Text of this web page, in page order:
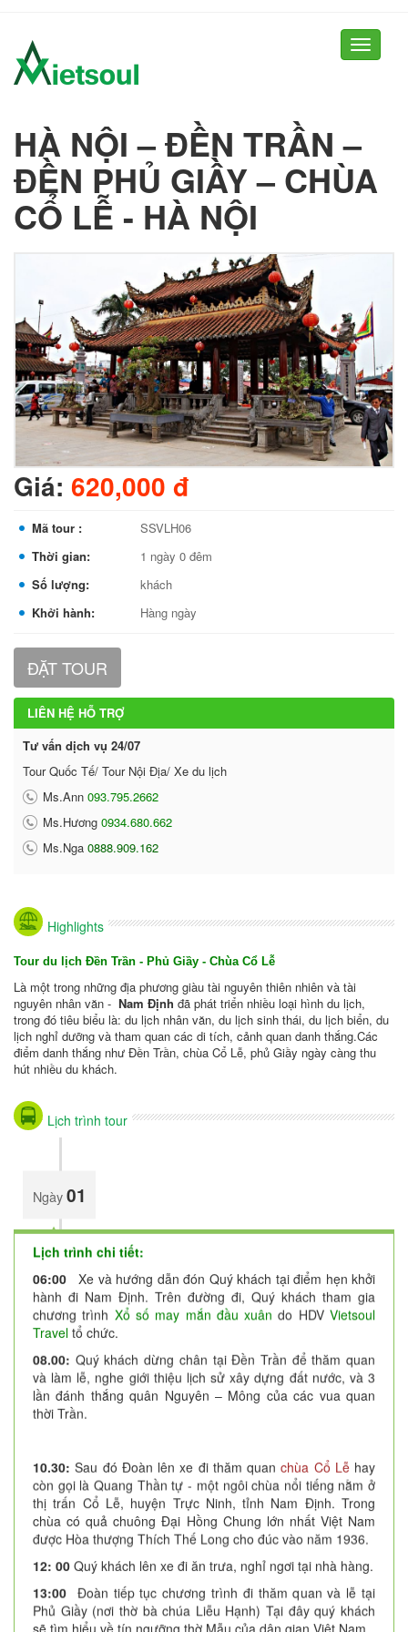
Toggle
HÀ NỘI – ĐỀN TRẦN –
ĐỀN PHỦ GIẦY – CHÙA
CỔ LỄ - HÀ NỘI
Giá: 620,000 đ
Mã tour :
SSVLH06
Thời gian:
1 ngày 0 đêm
Số lượng:
khách
Khởi hành:
Hàng ngày
ĐẶT TOUR
LIÊN HỆ HỖ TRỢ
Tư vấn dịch vụ 24/07
Tour Quốc Tế/ Tour Nội Địa/ Xe du lịch
Ms.Ann 093.795.2662
Ms.Hương 0934.680.662
Ms.Nga 0888.909.162
Highlights
Tour du lịch Đền Trần - Phủ Giầy - Chùa Cổ Lễ
Là một trong những địa phương giàu tài nguyên thiên nhiên và tài
nguyên nhân văn - Nam Định đã phát triển nhiều loại hình du lịch,
trong đó tiêu biểu là: du lịch nhân văn, du lịch sinh thái, du lịch biển, du
lịch nghỉ dưỡng và tham quan các di tích, cảnh quan danh thắng.Các
điểm danh thắng như Đền Trần, chùa Cổ Lễ, phủ Giầy ngày càng thu
hút nhiều du khách.
Lịch trình tour
Ngày01
Lịch trình chi tiết:
06:00Xe và hướng dẫn đón Quý khách tại điểm hẹn khởi
hành đi Nam Định. Trên đường đi, Quý khách tham gia
chương trình Xổ số may mắn đầu xuân do HDV Vietsoul
Travel tổ chức.
08.00: Quý khách dừng chân tại Đền Trần để thăm quan
và làm lễ, nghe giới thiệu lịch sử xây dựng đất nước, và 3
lần đánh thắng quân Nguyên – Mông của các vua quan
thời Trần.
10.30: Sau đó Đoàn lên xe đi thăm quanchùa Cổ Lễ hay
còn gọi là Quang Thần tự - một ngôi chùa nổi tiếng nằm ở
thị trấn Cổ Lễ, huyện Trực Ninh, tỉnh Nam Định. Trong
chùa có quả chuông Đại Hồng Chung lớn nhất Việt Nam
được Hòa thượng Thích Thế Long cho đúc vào năm 1936.
12: 00 Quý khách lên xe đi ăn trưa, nghỉ ngơi tại nhà hàng.
13:00 Đoàn tiếp tục chương trình đi thăm quan và lễ tại
Phủ Giầy (nơi thờ bà chúa Liễu Hạnh) Tại đây quý khách
sẽ tìm hiểu về tín ngưỡng thờ Mẫu của dân gian Việt Nam.